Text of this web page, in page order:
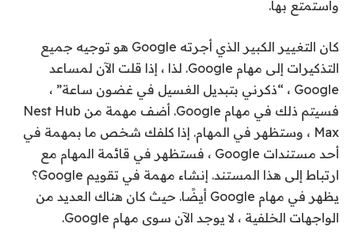
وأستمتع بها.
كان التغيير الكبير الذي أجرته Google هو توجيه جميع
التذكيرات إلى مهام Google. لذا ، إذا قلت الآن لمساعد
Google ، “ذكرني بتبديل الغسيل في غضون ساعة” ،
فسيتم ذلك في مهام Google. أضف مهمة من Nest Hub
Max ، وستظهر في المهام. إذا كلفك شخص ما بمهمة في
أحد مستندات Google ، فستظهر في قائمة المهام مع
ارتباط إلى هذا المستند. إنشاء مهمة في تقويم Google؟
يظهر في مهام Google أيضًا. حيث كان هناك العديد من
الواجهات الخلفية ، لا يوجد الآن سوى مهام Google.